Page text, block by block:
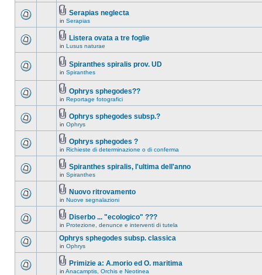
Serapias neglecta
in Serapias
Listera ovata a tre foglie
in Lusus naturae
Spiranthes spiralis prov. UD
in Spiranthes
Ophrys sphegodes??
in Reportage fotografici
Ophrys sphegodes subsp.?
in Ophrys
Ophrys sphegodes ?
in Richieste di determinazione o di conferma
Spiranthes spiralis, l'ultima dell'anno
in Spiranthes
Nuovo ritrovamento
in Nuove segnalazioni
Diserbo ... "ecologico" ???
in Protezione, denunce e interventi di tutela
Ophrys sphegodes subsp. classica
in Ophrys
Primizie a: A.morio ed O. maritima
in Anacamptis, Orchis e Neotinea